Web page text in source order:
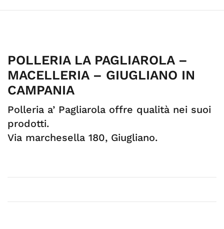
POLLERIA LA PAGLIAROLA –
MACELLERIA – GIUGLIANO IN
CAMPANIA
Polleria a’ Pagliarola offre qualità nei suoi
prodotti.
Via marchesella 180, Giugliano.